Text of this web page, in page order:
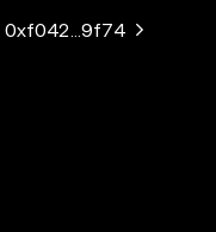
0xf042...9f74